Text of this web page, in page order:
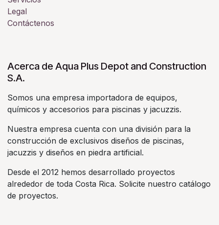
Legal
Contáctenos
Acerca de Aqua Plus Depot and Construction
S.A.
Somos una empresa importadora de equipos,
químicos y accesorios para piscinas y jacuzzis.
Nuestra empresa cuenta con una división para la
construcción de exclusivos diseños de piscinas,
jacuzzis y diseños en piedra artificial.
Desde el 2012 hemos desarrollado proyectos
alrededor de toda Costa Rica. Solicite nuestro catálogo
de proyectos.